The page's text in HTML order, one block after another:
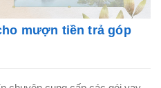
mượn tiền trả góp